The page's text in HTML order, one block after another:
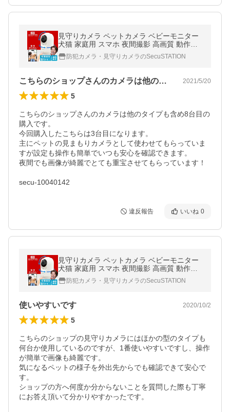
見守りカメラ ペットカメラ ベビーモニター
犬猫 家庭用 スマホ 夜間撮影 高画質 動作検
知 屋内カメラ 遠隔操作 ワイヤレス カメまる
D DC53(B) 白
防犯カメラ・見守りカメラのSecuSTATION
こちらのショップさんのカメラは他のタイ… 2021/5/20
5
こちらのショップさんのカメラは他のタイプも含め8台目の
購入です。
今回購入したこちらは3台目になります。
主にペットの見まもりカメラとして使わせてもらっていま
すが設定も操作も簡単でいつも安心を確認できます。
夜間でも画像が綺麗でとても重宝させてもらっています！
secu-10040142
違反報告 いいね 0
見守りカメラ ペットカメラ ベビーモニター
犬猫 家庭用 スマホ 夜間撮影 高画質 動作検
知 屋内カメラ 遠隔操作 ワイヤレス カメまる
D DC53(B) 白
防犯カメラ・見守りカメラのSecuSTATION
使いやすいです 2020/10/2
5
こちらのショップの見守りカメラにはほかの型のタイプも
何台か使用しているのですが、1番使いやすいですし、操作
が簡単で画像も綺麗です。
気になるペットの様子を外出先からでも確認できて安心で
す。
ショップの方へ何度か分からないことを質問した際も丁寧
にお答え頂いて分かりやすかったです。